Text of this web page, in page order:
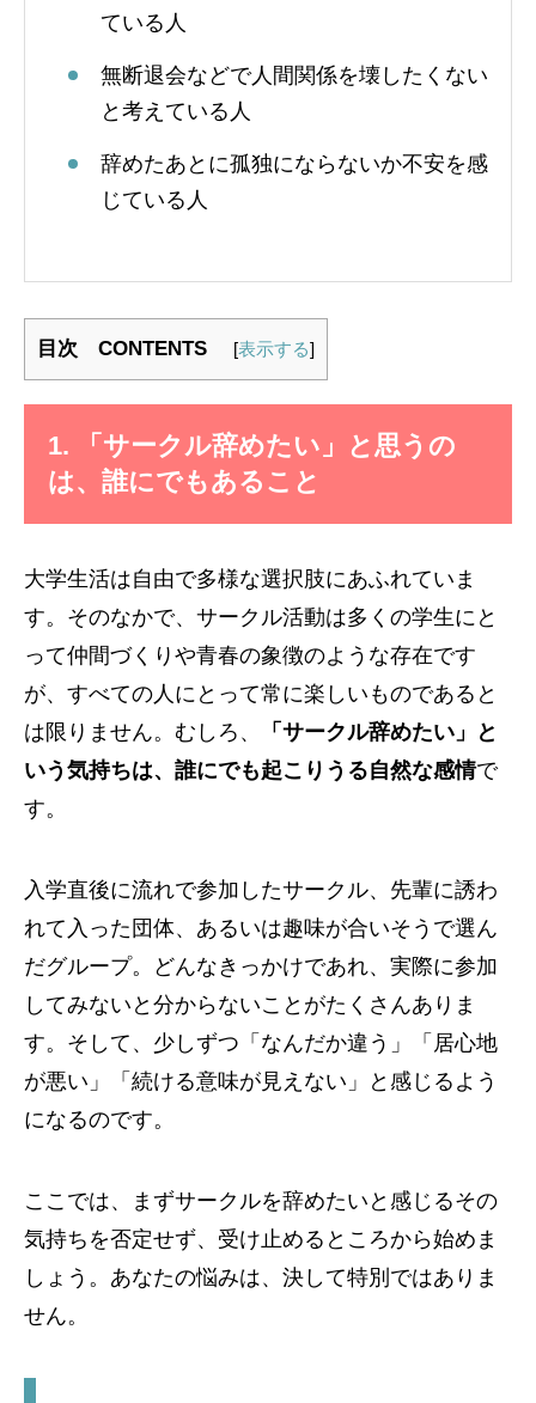
ている人
無断退会などで人間関係を壊したくない
と考えている人
辞めたあとに孤独にならないか不安を感
じている人
目次 CONTENTS [表示する]
1. 「サークル辞めたい」と思うの
は、誰にでもあること
大学生活は自由で多様な選択肢にあふれていま
す。そのなかで、サークル活動は多くの学生にと
って仲間づくりや青春の象徴のような存在です
が、すべての人にとって常に楽しいものであると
は限りません。むしろ、
「サークル辞めたい」と
いう気持ちは、誰にでも起こりうる自然な感情で
す。
入学直後に流れで参加したサークル、先輩に誘わ
れて入った団体、あるいは趣味が合いそうで選ん
だグループ。どんなきっかけであれ、実際に参加
してみないと分からないことがたくさんありま
す。そして、少しずつ「なんだか違う」「居心地
が悪い」「続ける意味が見えない」と感じるよう
になるのです。
ここでは、まずサークルを辞めたいと感じるその
気持ちを否定せず、受け止めるところから始めま
しょう。あなたの悩みは、決して特別ではありま
せん。